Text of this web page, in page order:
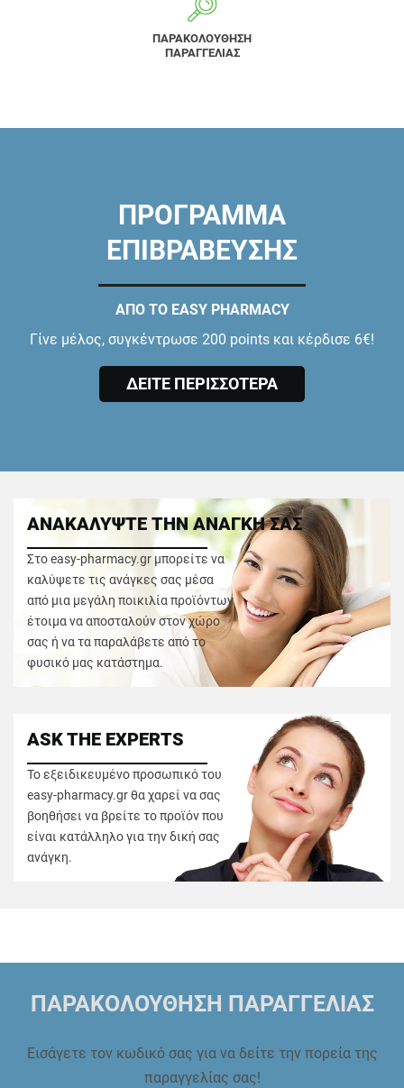
ΠΑΡΑΚΟΛΟΥΘΗΣΗ
ΠΑΡΑΓΓΕΛΙΑΣ
ΠΡΟΓΡΑΜΜΑ
ΕΠΙΒΡΑΒΕΥΣΗΣ
ΑΠΟ ΤΟ EASY PHARMACY
Γίνε μέλος, συγκέντρωσε 200 points και κέρδισε 6€!
ΔΕΙΤΕ ΠΕΡΙΣΣΟΤΕΡΑ
ΑΝΑΚΑΛΥΨΤΕ ΤΗΝ ΑΝΑΓΚΗ ΣΑΣ
Στο easy-pharmacy.gr μπορείτε να
καλύψετε τις ανάγκες σας μέσα
από μια μεγάλη ποικιλία προϊόντων
έτοιμα να αποσταλούν στον χώρο
σας ή να τα παραλάβετε από το
φυσικό μας κατάστημα.
ASK THE EXPERTS
Το εξειδικευμένο προσωπικό του
easy-pharmacy.gr θα χαρεί να σας
βοηθήσει να βρείτε το προϊόν που
είναι κατάλληλο για την δική σας
ανάγκη.
ΠΑΡΑΚΟΛΟΥΘΗΣΗ ΠΑΡΑΓΓΕΛΙΑΣ
Εισάγετε τον κωδικό σας για να δείτε την πορεία της
παραγγελίας σας!